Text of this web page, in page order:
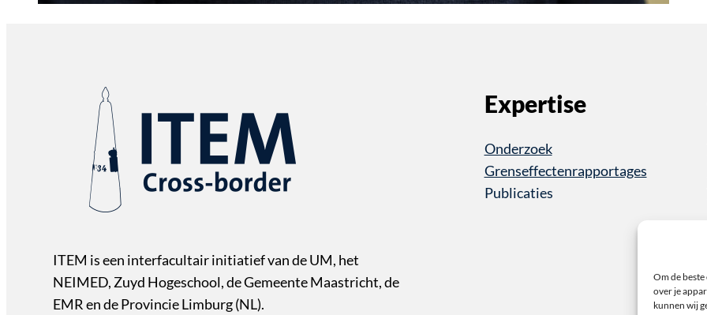
Om de
over je
kunnen wij
ITEM is een interfacultair initiatief van de UM, het
NEIMED, Zuyd Hogeschool, de Gemeente Maastricht, de
EMR en de Provincie Limburg (NL).
Expertise
Onderzoek
Grenseffectenrapportages
Publicaties